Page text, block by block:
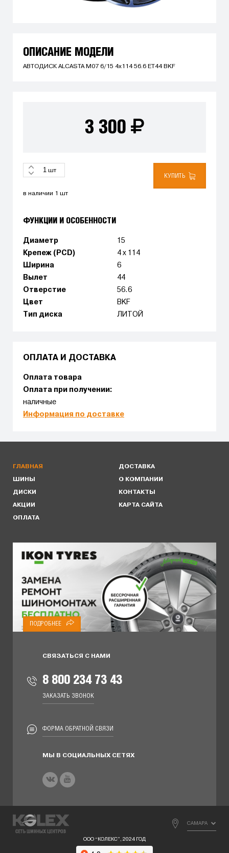
ОПИСАНИЕ МОДЕЛИ
АВТОДИСК ALCASTA M07 6/15 4x114 56.6 ET44 BKF
3 300
шт
КУПИТЬ
в наличии 1 шт
ФУНКЦИИ И ОСОБЕННОСТИ
Диаметр
15
Крепеж (PCD)
4 x 114
Ширина
6
Вылет
44
Отверстие
56.6
Цвет
BKF
Тип диска
ЛИТОЙ
ОПЛАТА И ДОСТАВКА
Оплата товара
Оплата при получении:
наличные
Информация по доставке
ГЛАВНАЯ
ШИНЫ
ДИСКИ
АКЦИИ
ОПЛАТА
ДОСТАВКА
О КОМПАНИИ
КОНТАКТЫ
КАРТА САЙТА
ПОДРОБНЕЕ
СВЯЗАТЬСЯ С НАМИ
8 800 234 73 43
ЗАКАЗАТЬ ЗВОНОК
ФОРМА ОБРАТНОЙ СВЯЗИ
МЫ В СОЦИАЛЬНЫХ СЕТЯХ
САМАРА
ООО “КОЛЕКС”, 2024 ГОД